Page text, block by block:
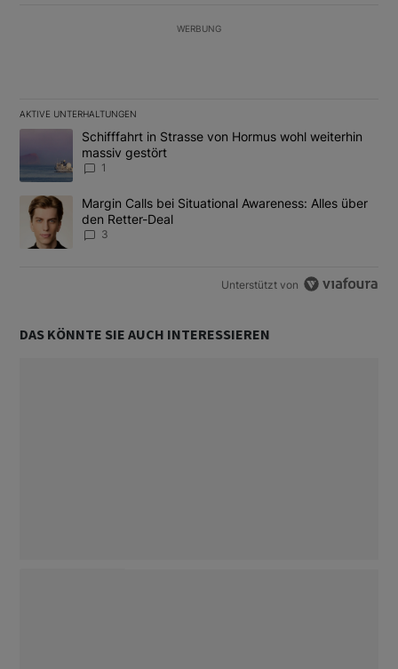
WERBUNG
AKTIVE UNTERHALTUNGEN
Das Folgende ist eine Liste der am meisten kommentierten
Ein Trendartikel mit dem Titel "Schifffahrt in Strasse von
Schifffahrt in Strasse von Hormus wohl weiterhin
massiv gestört
1
Ein Trendartikel mit dem Titel "Margin Calls bei Situational
Margin Calls bei Situational Awareness: Alles über
den Retter-Deal
3
Unterstützt von
DAS KÖNNTE SIE AUCH INTERESSIEREN